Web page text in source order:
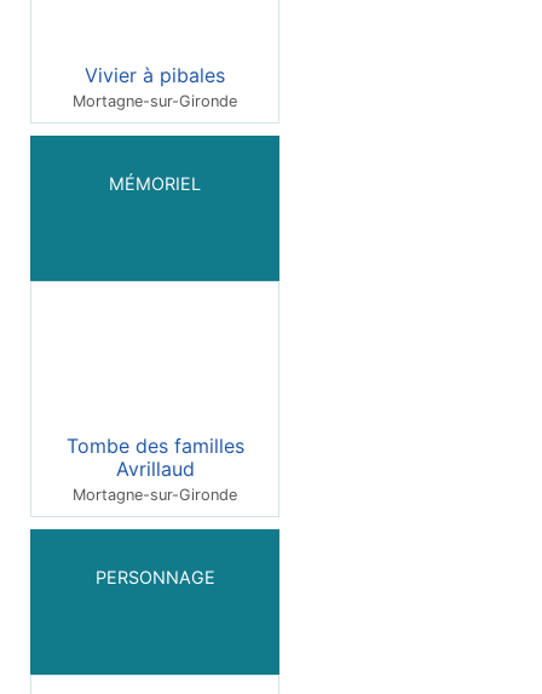
Vivier à pibales
Mortagne-sur-Gironde
MÉMORIEL
Tombe des familles
Avrillaud
Mortagne-sur-Gironde
PERSONNAGE